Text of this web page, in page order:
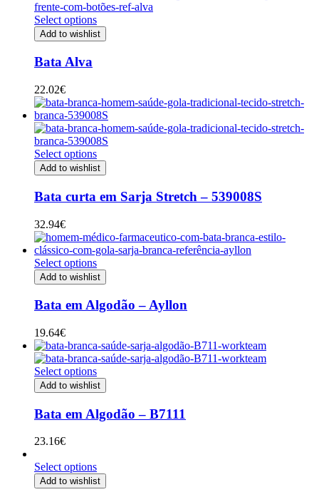
Select options
Add to wishlist
Bata Alva
22.02€
Select options
Add to wishlist
Bata curta em Sarja Stretch – 539008S
32.94€
Select options
Add to wishlist
Bata em Algodão – Ayllon
19.64€
Select options
Add to wishlist
Bata em Algodão – B7111
23.16€
Select options
Add to wishlist